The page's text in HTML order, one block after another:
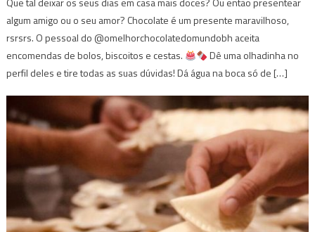
algum amigo ou o seu amor? Chocolate é um presente maravilhoso,
rsrsrs⁣. O pessoal do @omelhorchocolatedomundobh aceita
encomendas de bolos, biscoitos e cestas.
Dê uma olhadinha no
perfil deles e tire todas as suas dúvidas! Dá água na boca só de […]